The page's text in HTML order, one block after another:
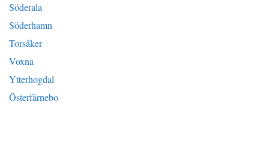
Söderala
Söderhamn
Torsåker
Voxna
Ytterhogdal
Österfärnebo